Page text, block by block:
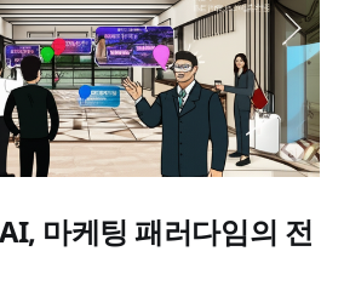
마케팅 패러다임의 전